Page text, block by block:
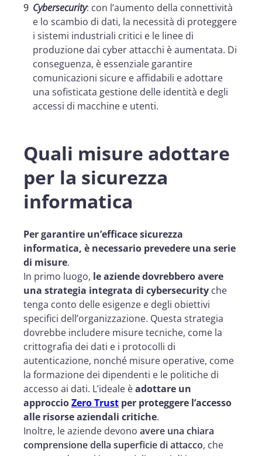
Cybersecurity: con l’aumento della connettività
e lo scambio di dati, la necessità di proteggere
i sistemi industriali critici e le linee di
produzione dai cyber attacchi è aumentata. Di
conseguenza, è essenziale garantire
comunicazioni sicure e affidabili e adottare
una sofisticata gestione delle identità e degli
accessi di macchine e utenti.
Quali misure adottare
per la sicurezza
informatica
Per garantire un’efficace sicurezza
informatica, è necessario prevedere una serie
di misure.
In primo luogo, le aziende dovrebbero avere
una strategia integrata di cybersecurity che
tenga conto delle esigenze e degli obiettivi
specifici dell’organizzazione. Questa strategia
dovrebbe includere misure tecniche, come la
crittografia dei dati e i protocolli di
autenticazione, nonché misure operative, come
la formazione dei dipendenti e le politiche di
accesso ai dati. L’ideale èadottare un
approccioZero Trust per proteggere l’accesso
alle risorse aziendali critiche.
Inoltre, le aziende devono avere una chiara
comprensione della superficie di attacco, che